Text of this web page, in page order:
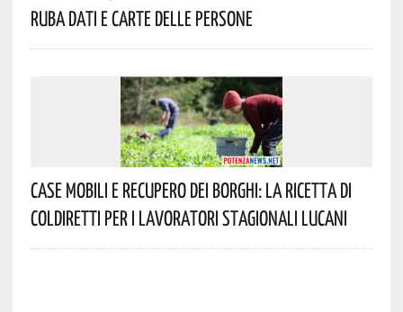
Ruba Dati E Carte Delle Persone
Case Mobili E Recupero Dei Borghi: La Ricetta Di
Coldiretti Per I Lavoratori Stagionali Lucani